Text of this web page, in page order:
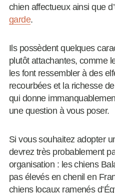
chien affectueux ainsi que
garde.
Ils possèdent quelques
plutôt attachantes, comme
les font ressembler à des
recourbées et la richesse
qui donne
une question à vous poser.
Si vous souhaitez adopter
devrez très probablement
organisation : les chiens
pas élevés en chenil en
chiens locaux ramenés